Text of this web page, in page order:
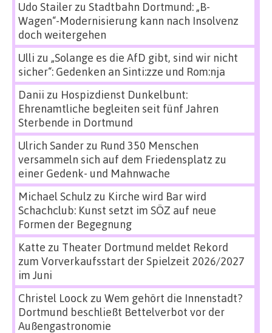
Udo Stailerzu Stadtbahn Dortmund: „B-
Wagen“-Modernisierung kann nach Insolvenz
doch weitergehen
Ulli zu „Solange es die AfD gibt, sind wir nicht
sicher“: Gedenken an Sinti:zze und Rom:nja
Danii zu Hospizdienst Dunkelbunt:
Ehrenamtliche begleiten seit fünf Jahren
Sterbende in Dortmund
Ulrich Sanderzu Rund 350 Menschen
versammeln sich auf dem Friedensplatz zu
einer Gedenk- und Mahnwache
Michael Schulz zu Kirche wird Bar wird
Schachclub: Kunst setzt im SÖZ auf neue
Formen der Begegnung
Katte zu Theater Dortmund meldet Rekord
zum Vorverkaufsstart der Spielzeit 2026/2027
im Juni
Christel Loock zu Wem gehört die Innenstadt?
Dortmund beschließt Bettelverbot vor der
Außengastronomie